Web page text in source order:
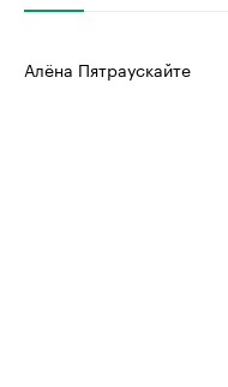
Алёна Пятраускайте